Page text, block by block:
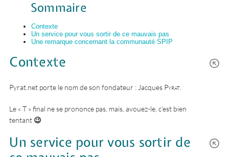
Sommaire
Contexte
Un service pour vous sortir de ce mauvais pas
Une remarque concernant la communauté SPIP
Contexte
Pyrat.net porte le nom de son fondateur : Jacques Pyrat
Le « T » final ne se prononce pas, mais, avouez-le, c’est bien
tentant 😉
Un service pour vous sortir de